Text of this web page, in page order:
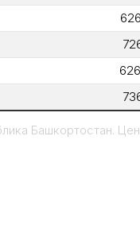
Башкортостан.